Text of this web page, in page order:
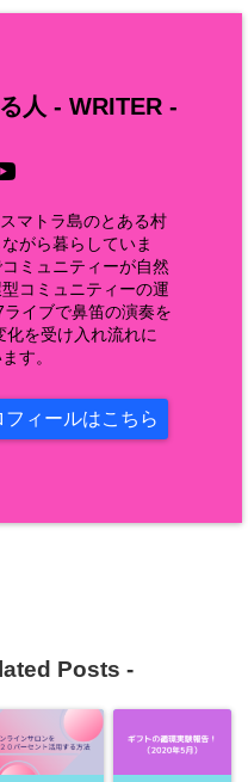
人 - WRITER -
マトラ島のとある村
がら暮らしていま
ミュニティーが自然
コミュニティーの運
イブで鼻笛の演奏を
化を受け入れ流れに
す。
ィールはこちら
Posts -